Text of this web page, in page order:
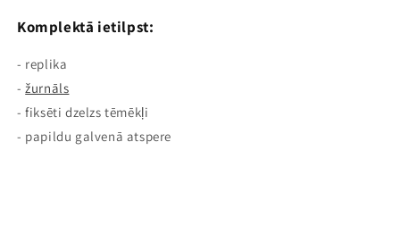
Komplektā ietilpst:
- replika
- žurnāls
- fiksēti dzelzs tēmēkļi
- papildu galvenā atspere